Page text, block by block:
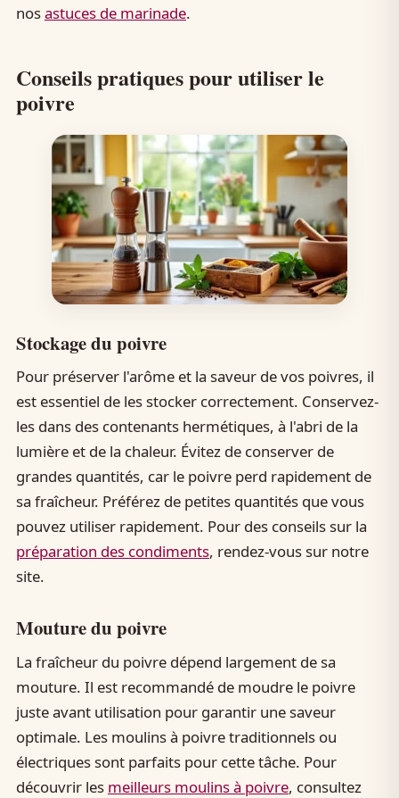
nosastuces de marinade.
Conseils pratiques pour utiliser le
poivre
Stockage du poivre
Pour préserver l'arôme et la saveur de vos poivres, il
est essentiel de les stocker correctement. Conservez-
les dans des contenants hermétiques, à l'abri de la
lumière et de la chaleur. Évitez de conserver de
grandes quantités, car le poivre perd rapidement de
sa fraîcheur. Préférez de petites quantités que vous
pouvez utiliser rapidement. Pour des conseils sur la
préparation des condiments, rendez-vous sur notre
site.
Mouture du poivre
La fraîcheur du poivre dépend largement de sa
mouture. Il est recommandé de moudre le poivre
juste avant utilisation pour garantir une saveur
optimale. Les moulins à poivre traditionnels ou
électriques sont parfaits pour cette tâche. Pour
découvrir les meilleurs moulins à poivre, consultez